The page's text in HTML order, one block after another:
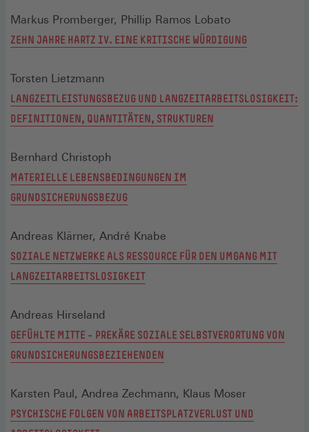
Markus Promberger, Phillip Ramos Lobato
ZEHN JAHRE HARTZ IV. EINE KRITISCHE WÜRDIGUNG
Torsten Lietzmann
LANGZEITLEISTUNGSBEZUG UND LANGZEITARBEITSLOSIGKEIT:
DEFINITIONEN, QUANTITÄTEN, STRUKTUREN
Bernhard Christoph
MATERIELLE LEBENSBEDINGUNGEN IM
GRUNDSICHERUNGSBEZUG
Andreas Klärner, André Knabe
SOZIALE NETZWERKE ALS RESSOURCE FÜR DEN UMGANG MIT
LANGZEITARBEITSLOSIGKEIT
Andreas Hirseland
GEFÜHLTE MITTE – PREKÄRE SOZIALE SELBSTVERORTUNG VON
GRUNDSICHERUNGSBEZIEHENDEN
Karsten Paul, Andrea Zechmann, Klaus Moser
PSYCHISCHE FOLGEN VON ARBEITSPLATZVERLUST UND